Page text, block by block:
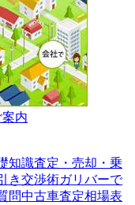
内
知識査定・売却・乗
き交渉術ガリバーで
問中古車査定相場表